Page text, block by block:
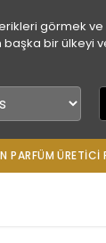
görmek ve
başka bir ülkeyi
PARFÜM ÜRETICI